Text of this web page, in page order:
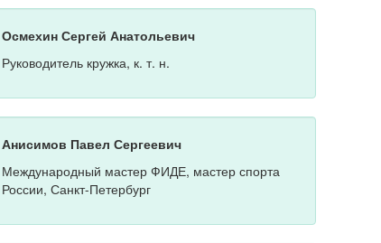
Осмехин Сергей Анатольевич
Руководитель кружка, к. т. н.
Анисимов Павел Сергеевич
Международный мастер ФИДЕ, мастер спорта
России, Санкт-Петербург